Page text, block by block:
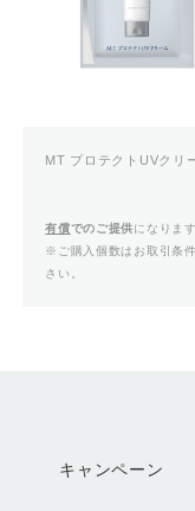
MT プロテクトUVクリ
有償でのご提供になります
※ご購入個数はお取引条
さい。
キャンペーン